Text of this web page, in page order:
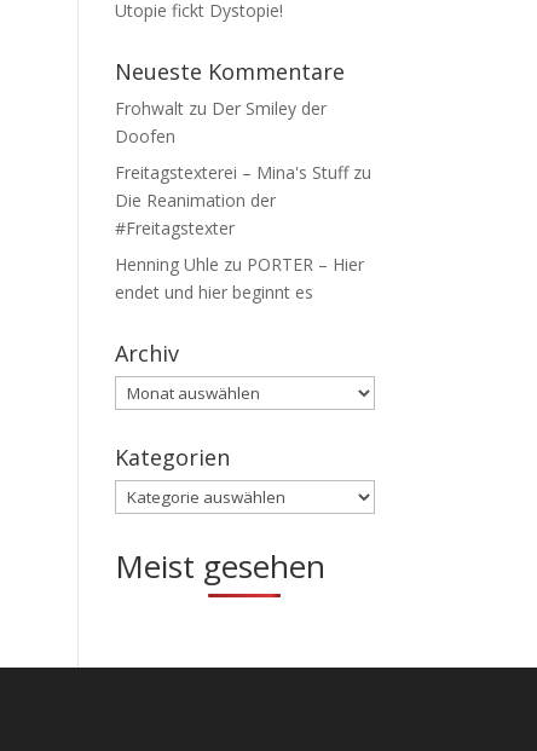
Utopie fickt Dystopie!
Neueste Kommentare
Frohwaltzu Der Smiley der
Doofen
Freitagstexterei – Mina's Stuffzu
Die Reanimation der
#Freitagstexter
Henning Uhle zu PORTER – Hier
endet und hier beginnt es
Archiv
Archiv
Kategorien
Kategorien
Meist gesehen